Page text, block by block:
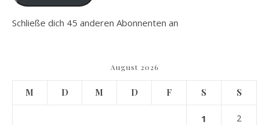
Schließe dich 45 anderen Abonnenten an
August 2026
M D M D F S S
1 2